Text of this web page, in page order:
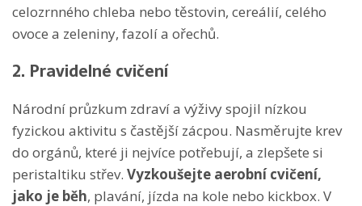
celozrnného chleba nebo těstovin, cereálií, celého
ovoce a zeleniny, fazolí a ořechů.
2. Pravidelné cvičení
Národní průzkum zdraví a výživy spojil nízkou
fyzickou aktivitu s častější zácpou. Nasměrujte krev
do orgánů, které ji nejvíce potřebují, a zlepšete si
peristaltiku střev. Vyzkoušejte aerobní cvičení,
jako je běh, plavání, jízda na kole nebo kickbox. V